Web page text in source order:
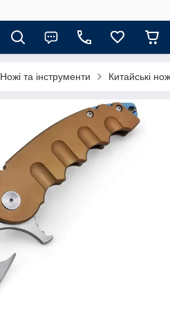
Ножі та інструменти Китайські